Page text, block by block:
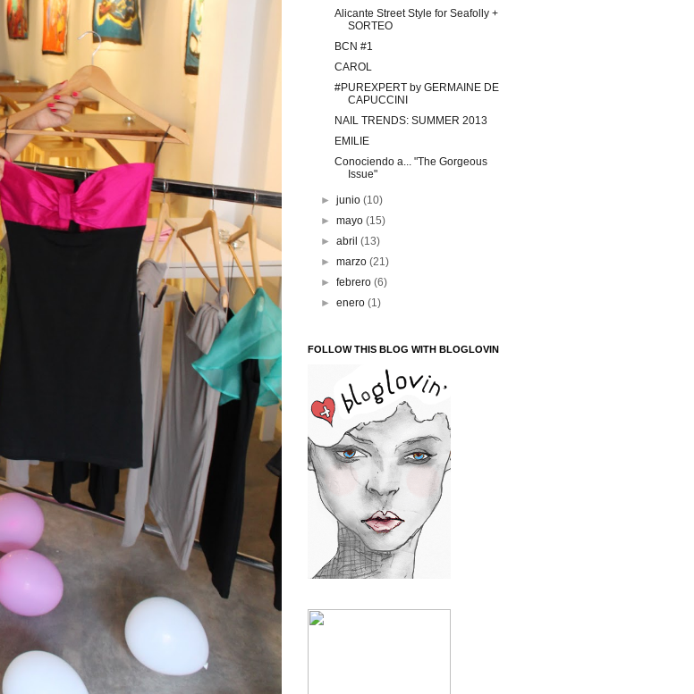
Alicante Street Style for Seafolly +
SORTEO
BCN #1
CAROL
#PUREXPERT by GERMAINE DE
CAPUCCINI
NAIL TRENDS: SUMMER 2013
EMILIE
Conociendo a... "The Gorgeous
Issue"
►junio(10)
►mayo(15)
►abril(13)
►marzo(21)
►febrero(6)
►enero(1)
FOLLOW THIS BLOG WITH BLOGLOVIN